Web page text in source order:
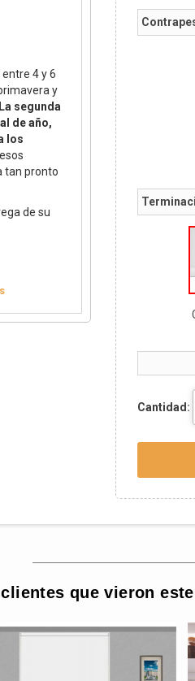
4 y 6
y
segunda
de año,
los
tan pronto
de su
Cantidad:
que vieron